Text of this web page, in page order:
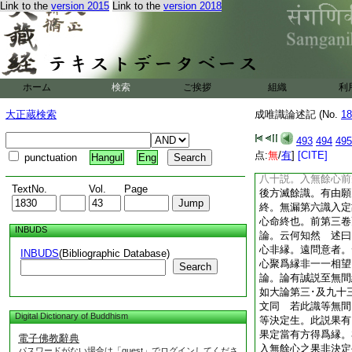
Link to the version 2015 Link to the version 2018
ホーム 検索 ご挨拶 組織 利
大正蔵検索
punctuation Hangul Eng
TextNo. Vol. Page
INBUDS
INBUDS(Bibliographic Database)
Search
Digital Dictionary of Buddhism
電子佛教辭典
成唯識論述記 (No.
493 494 495
点:無/有] [CITE]
問心與心所既非自
體用各殊。如何倶
論。心所與心至等
心所與心雖恒倶轉
可離別令其殊異。
各不同故非互爲縁
開道依中解
論。入無餘依至故
心非。入無餘心極
道用心必有勢力非
無當起無間之果。
八十説。入無餘心
後方滅餘識。有由
終。無漏第六識入
心命終也。前第三
論。云何知然 述曰
心非縁。遠問意者
心聚爲縁非一一相
論。論有誠説至無
如大論第三･及九十
文同 若此識等無
等決定生。此説果
果定當有方得爲縁
入無餘心之果非決